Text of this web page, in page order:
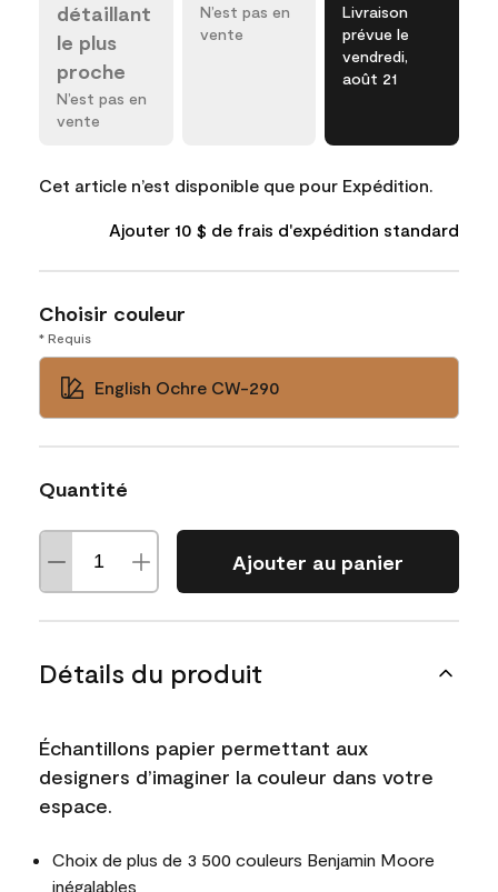
détaillant
le plus
proche
N’est pas en
vente
N’est pas en
vente
Livraison
prévue le
vendredi,
août 21
Cet article n’est disponible que pour Expédition.
Ajouter 10 $ de frais d'expédition standard
Choisir couleur
* Requis
English Ochre CW-290
Quantité
Ajouter au panier
Détails du produit
Échantillons papier permettant aux
designers d’imaginer la couleur dans votre
espace.
Choix de plus de 3 500 couleurs Benjamin Moore
inégalables